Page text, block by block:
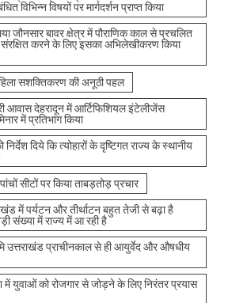
विभिन्न विषयों पर मार्गदर्शन प्राप्त किया
जौनसार बावर क्षेत्र में पौराणिक काल से प्रचलित
संरक्षित करने के लिए इसका अभिलेखीकरण किया
सशक्तिकरण की अनूठी पहल
आवास देहरादून में आर्टिफिशियल इंटेलीजेंस
में प्रतिभाग किया
दिये कि त्योहारों के दृष्टिगत राज्य के स्थानीय
सीटों पर किया ताबड़तोड़ प्रचार
में पर्यटन और तीर्थाटन बहुत तेजी से बढ़ा है
संख्या में राज्य में आ रही है
उत्तराखंड प्राचीनकाल से ही आयुर्वेद और औषधीय
युवाओं को रोजगार से जोड़ने के लिए निरंतर प्रयास